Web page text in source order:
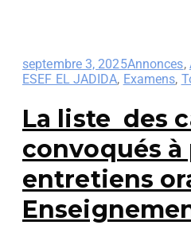
septembre 3, 2025Annonces,
ESEF EL JADIDA, Examens,
La liste des
convoqués à
entretiens